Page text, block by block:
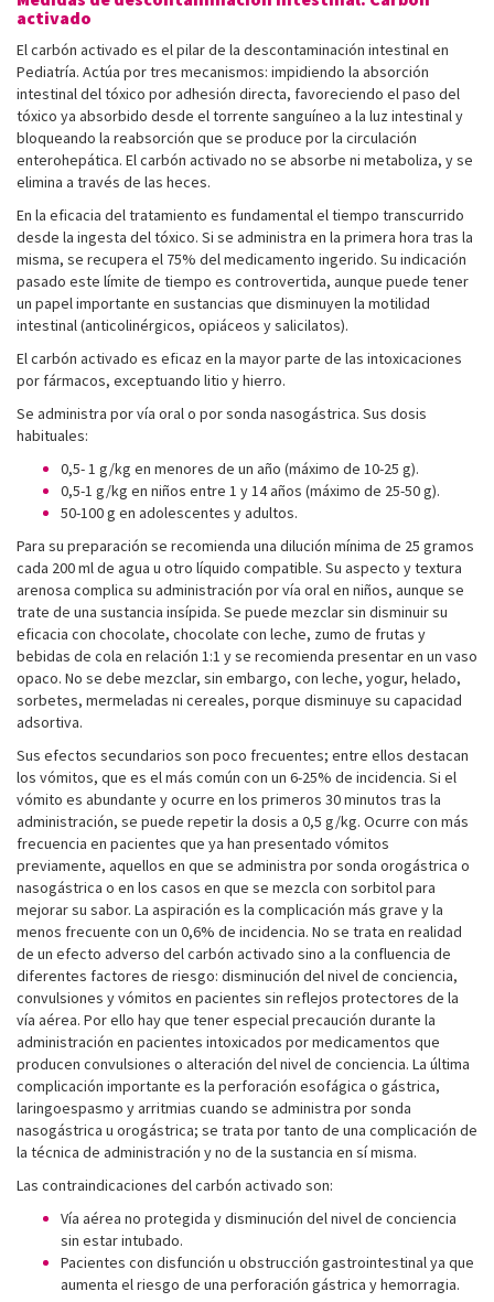
activado
El carbón activado es el pilar de la descontaminación intestinal en
Pediatría. Actúa por tres mecanismos: impidiendo la absorción
intestinal del tóxico por adhesión directa, favoreciendo el paso del
tóxico ya absorbido desde el torrente sanguíneo a la luz intestinal y
bloqueando la reabsorción que se produce por la circulación
enterohepática. El carbón activado no se absorbe ni metaboliza, y se
elimina a través de las heces.
En la eficacia del tratamiento es fundamental el tiempo transcurrido
desde la ingesta del tóxico. Si se administra en la primera hora tras la
misma, se recupera el 75% del medicamento ingerido. Su indicación
pasado este límite de tiempo es controvertida, aunque puede tener
un papel importante en sustancias que disminuyen la motilidad
intestinal (anticolinérgicos, opiáceos y salicilatos).
El carbón activado es eficaz en la mayor parte de las intoxicaciones
por fármacos, exceptuando litio y hierro.
Se administra por vía oral o por sonda nasogástrica. Sus dosis
habituales:
0,5- 1 g/kg en menores de un año (máximo de 10-25 g).
0,5-1 g/kg en niños entre 1 y 14 años (máximo de 25-50 g).
50-100 g en adolescentes y adultos.
Para su preparación se recomienda una dilución mínima de 25 gramos
cada 200 ml de agua u otro líquido compatible. Su aspecto y textura
arenosa complica su administración por vía oral en niños, aunque se
trate de una sustancia insípida. Se puede mezclar sin disminuir su
eficacia con chocolate, chocolate con leche, zumo de frutas y
bebidas de cola en relación 1:1 y se recomienda presentar en un vaso
opaco. No se debe mezclar, sin embargo, con leche, yogur, helado,
sorbetes, mermeladas ni cereales, porque disminuye su capacidad
adsortiva.
Sus efectos secundarios son poco frecuentes; entre ellos destacan
los vómitos, que es el más común con un 6-25% de incidencia. Si el
vómito es abundante y ocurre en los primeros 30 minutos tras la
administración, se puede repetir la dosis a 0,5 g/kg. Ocurre con más
frecuencia en pacientes que ya han presentado vómitos
previamente, aquellos en que se administra por sonda orogástrica o
nasogástrica o en los casos en que se mezcla con sorbitol para
mejorar su sabor. La aspiración es la complicación más grave y la
menos frecuente con un 0,6% de incidencia. No se trata en realidad
de un efecto adverso del carbón activado sino a la confluencia de
diferentes factores de riesgo: disminución del nivel de conciencia,
convulsiones y vómitos en pacientes sin reflejos protectores de la
vía aérea. Por ello hay que tener especial precaución durante la
administración en pacientes intoxicados por medicamentos que
producen convulsiones o alteración del nivel de conciencia. La última
complicación importante es la perforación esofágica o gástrica,
laringoespasmo y arritmias cuando se administra por sonda
nasogástrica u orogástrica; se trata por tanto de una complicación de
la técnica de administración y no de la sustancia en sí misma.
Las contraindicaciones del carbón activado son:
Vía aérea no protegida y disminución del nivel de conciencia
sin estar intubado.
Pacientes con disfunción u obstrucción gastrointestinal ya que
aumenta el riesgo de una perforación gástrica y hemorragia.